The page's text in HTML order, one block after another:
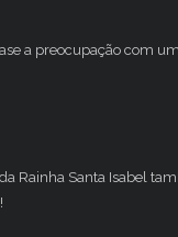
a preocupação com
Rainha Santa Isabel